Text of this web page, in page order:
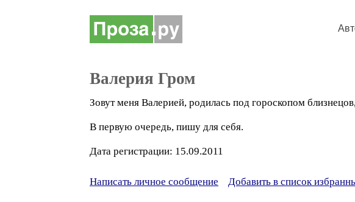
Валерия Гром
Зовут меня Валерией, родилась под гороскопом
В первую очередь, пишу для себя.
Дата регистрации: 15.09.2011
Написать личное сообщение Добавить в список